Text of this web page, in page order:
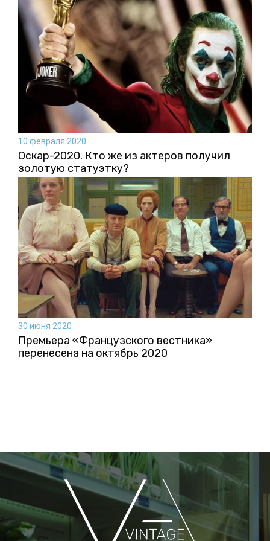
10 февраля 2020
Оскар-2020. Кто же из актеров получил
золотую статуэтку?
30 июня 2020
Премьера «Французского вестника»
перенесена на октябрь 2020